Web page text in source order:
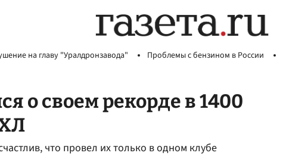
на главу "Уралдронзавода" Проблемы с бензином в России
о своем рекорде в 1400
что провел их только в одном клубе